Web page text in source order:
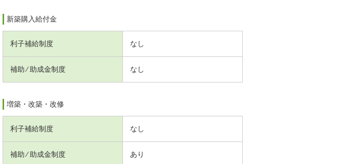
新築購入給付金
利子補給制度 なし
補助 ⁄ 助成金制度 なし
増築・改築・改修
利子補給制度 なし
補助 ⁄ 助成金制度 あり